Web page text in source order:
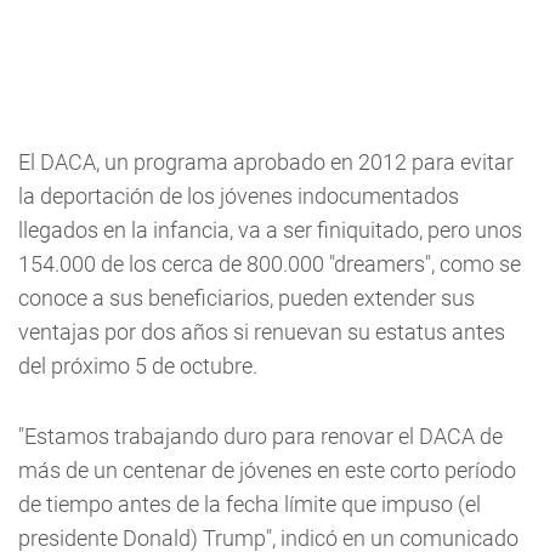
El DACA, un programa aprobado en 2012 para evitar
la deportación de los jóvenes indocumentados
llegados en la infancia, va a ser finiquitado, pero unos
154.000 de los cerca de 800.000 "dreamers", como se
conoce a sus beneficiarios, pueden extender sus
ventajas por dos años si renuevan su estatus antes
del próximo 5 de octubre.
"Estamos trabajando duro para renovar el DACA de
más de un centenar de jóvenes en este corto período
de tiempo antes de la fecha límite que impuso (el
presidente Donald) Trump", indicó en un comunicado